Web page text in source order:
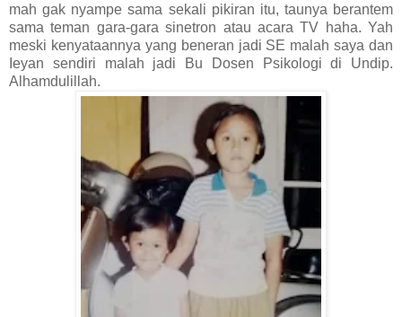
mah gak nyampe sama sekali pikiran itu, taunya berantem
sama teman gara-gara sinetron atau acara TV haha. Yah
meski kenyataannya yang beneran jadi SE malah saya dan
Ieyan sendiri malah jadi Bu Dosen Psikologi di Undip.
Alhamdulillah.